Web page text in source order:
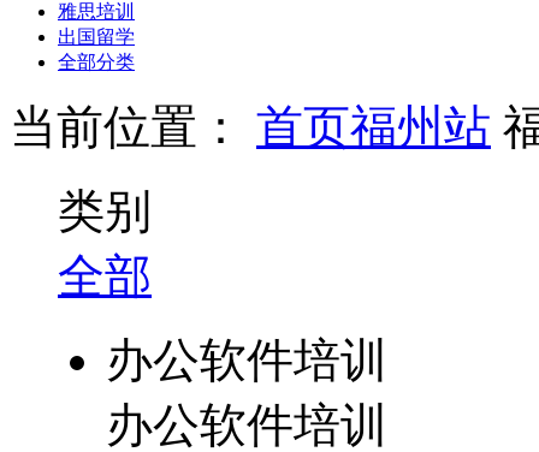
雅思培训
出国留学
全部分类
当前位置： 首页福州站
类别
全部
办公软件培训
办公软件培训